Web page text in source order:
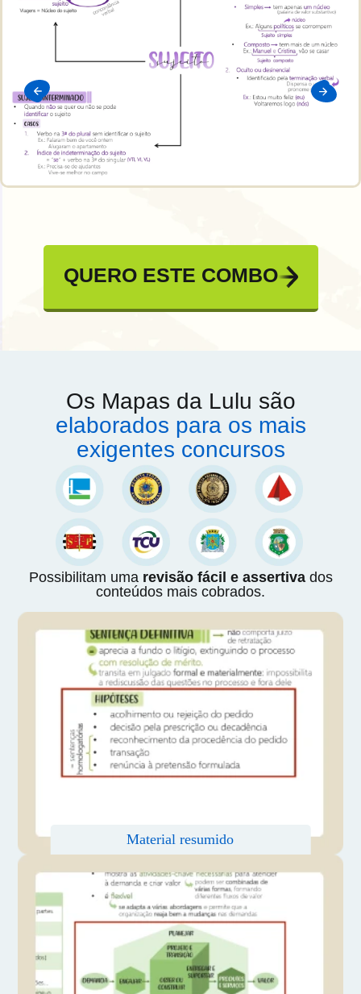
QUERO ESTE COMBO
Os Mapas da Lulu são
elaborados para os mais
exigentes concursos
Possibilitam uma revisão fácil e assertivados
conteúdos mais cobrados.